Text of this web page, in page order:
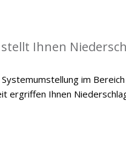
Ihnen
im
ergriffen Ihnen